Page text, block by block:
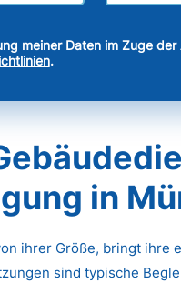
meiner Daten im Zuge
.
in
ihrer Größe, bringt ihre
sind typische